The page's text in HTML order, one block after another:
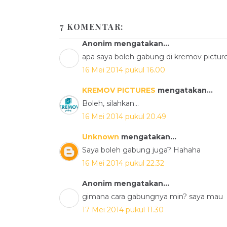
7 KOMENTAR:
Anonim mengatakan...
apa saya boleh gabung di kremov
16 Mei 2014 pukul 16.00
KREMOV PICTURES mengatakan...
Boleh, silahkan...
16 Mei 2014 pukul 20.49
Unknown mengatakan...
Saya boleh gabung juga? Hahaha
16 Mei 2014 pukul 22.32
Anonim mengatakan...
gimana cara gabungnya min? saya mau
17 Mei 2014 pukul 11.30